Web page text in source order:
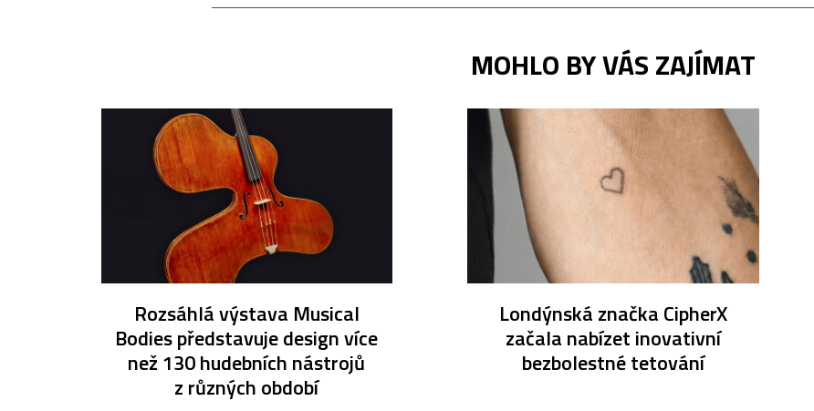
MOHLO BY VÁS ZAJÍMAT
Rozsáhlá výstava Musical
Bodies představuje design více
než 130 hudebních nástrojů
z různých období
Londýnská značka CipherX
začala nabízet inovativní
bezbolestné tetování